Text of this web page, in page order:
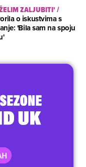
ZALJUBITI'/
o iskustvima s
'Bila sam na spoju